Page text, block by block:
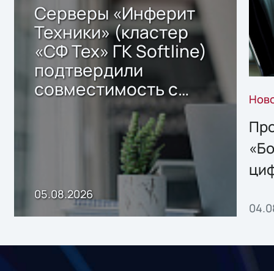
Серверы «Инферит
Техники» (кластер
«СФ Тех» ГК Softline)
подтвердили
совместимость с
решением Sharx
Storage 2.x для
хранения данных
05.08.2026